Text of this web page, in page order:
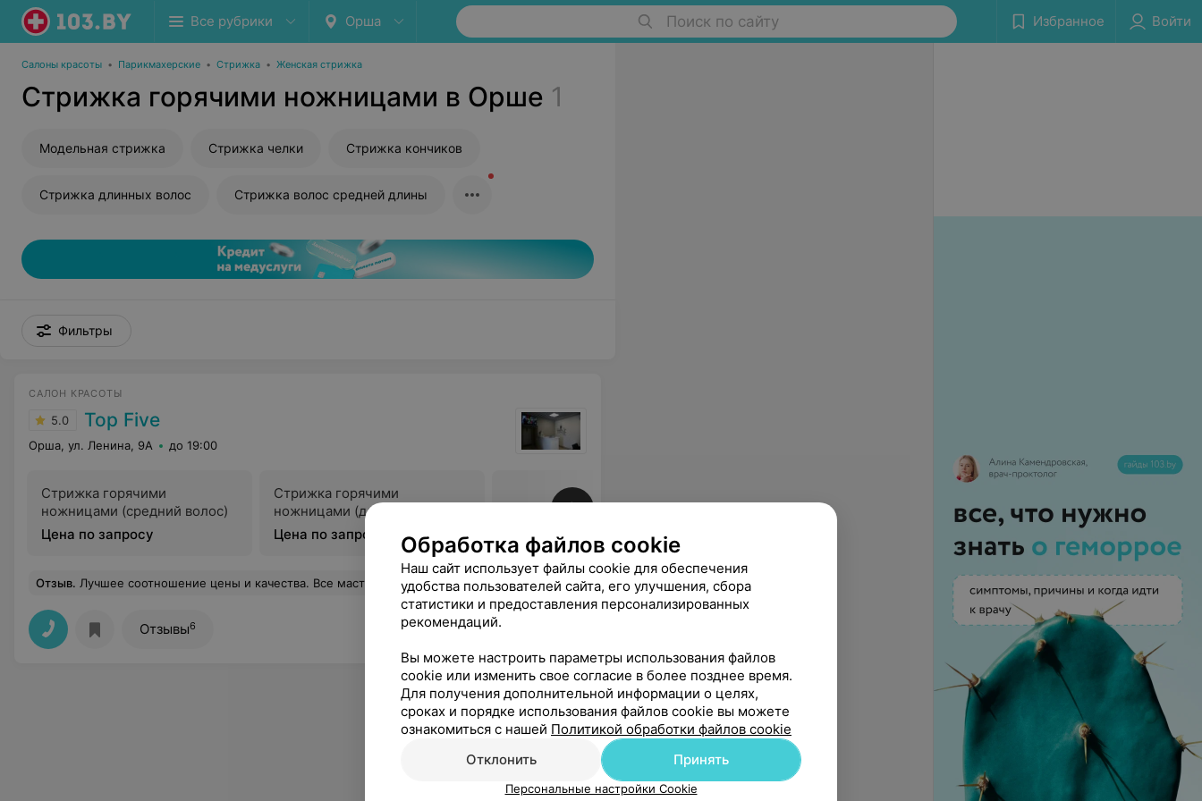
Все рубрики Орша Поиск по сайту Избранное Войти
Салоны красоты • Парикмахерские • Стрижка • Женская стрижка
Стрижка горячими ножницами в Орше 1
Модельная стрижка Стрижка челки Стрижка кончиков
Стрижка длинных волос Стрижка волос средней длины
Фильтры
САЛОН КРАСОТЫ
5.0 Top Five
Орша, ул. Ленина, 9А до 19:00
Стрижка горячими
ножницами (средний волос)
Цена по запросу
Стрижка горячими
ножницами (длинный волос)
Цена по запросу
Отзыв. Лучшее соотношение цены и качества. Все мастера молодцы) Еще
Отзывы6
Обработка файлов cookie
Наш сайт использует файлы cookie для обеспечения
удобства пользователей сайта, его улучшения, сбора
статистики и предоставления персонализированных
рекомендаций.
Вы можете настроить параметры использования файлов
cookie или изменить свое согласие в более позднее время.
Для получения дополнительной информации о целях,
сроках и порядке использования файлов cookie вы можете
ознакомиться с нашей Политикой обработки файлов cookie
Отклонить
Принять
Персональные настройки Cookie